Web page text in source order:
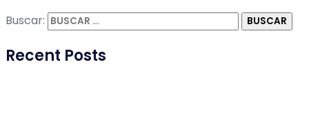
Buscar:
Recent Posts